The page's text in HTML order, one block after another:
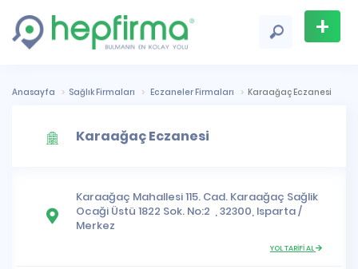
+
Ekle
Anasayfa Sağlık Firmaları Eczaneler Firmaları Karaağaç Eczanesi
Karaağaç Eczanesi
Karaağaç Mahallesi115. Cad. Karaağaç Sağlik
Ocaği Üstü 1822 Sok. No:2 , 32300, Isparta/
Merkez
YOL TARİFİ AL